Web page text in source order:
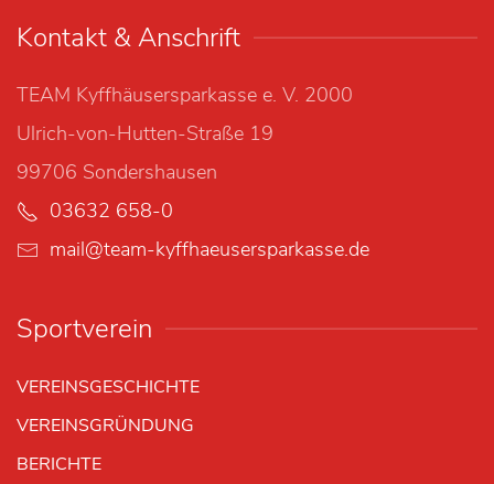
Kontakt & Anschrift
TEAM Kyffhäusersparkasse e. V. 2000
Ulrich-von-Hutten-Straße 19
99706 Sondershausen
03632 658-0
mail@team-kyffhaeusersparkasse.de
Sportverein
VEREINSGESCHICHTE
VEREINSGRÜNDUNG
BERICHTE